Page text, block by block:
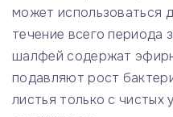
может использоваться
течение всего периода
шалфей содержат
подавляют рост
листья только с чистых